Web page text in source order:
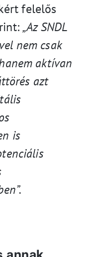
felelős
„Az SNDL
nem csak
aktívan
azt
is